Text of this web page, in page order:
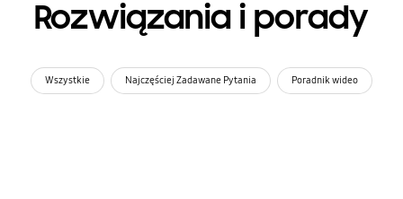
Rozwiązania i porady
Wszystkie Najczęściej Zadawane Pytania Poradnik wideo